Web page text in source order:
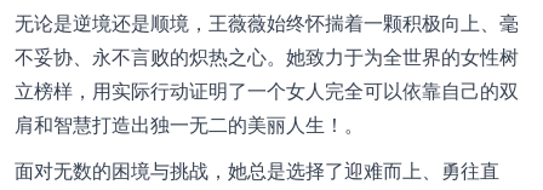
无论是逆境还是顺境，王薇薇始终怀揣着一颗积极向上、毫
不妥协、永不言败的炽热之心。她致力于为全世界的女性树
立榜样，用实际行动证明了一个女人完全可以依靠自己的双
肩和智慧打造出独一无二的美丽人生！。
面对无数的困境与挑战，她总是选择了迎难而上、勇往直